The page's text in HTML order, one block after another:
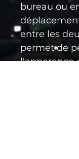
bureau ou
entre les
permet de
l'apparence